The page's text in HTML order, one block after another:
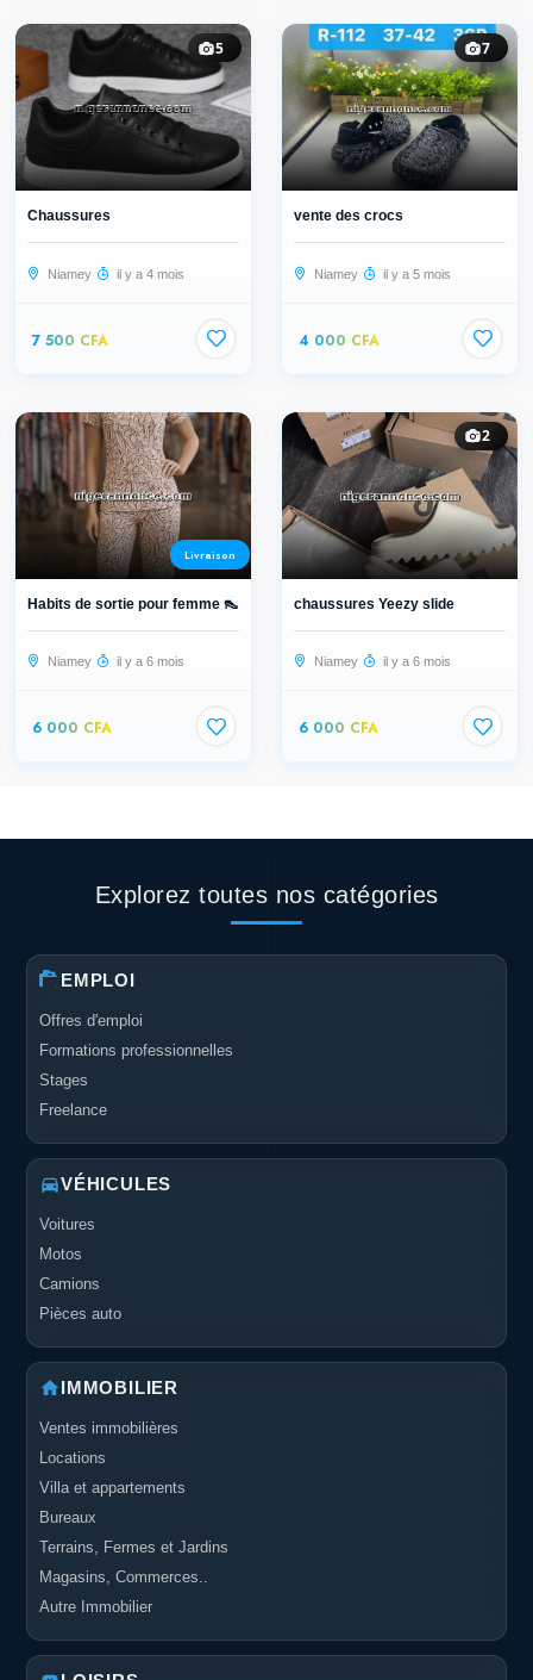
5
Chaussures
Niamey il y a 4 mois
7 500 CFA
7
vente des crocs
Niamey il y a 5 mois
4 000 CFA
Livraison
Habits de sortie pour femme 👠
Niamey il y a 6 mois
6 000 CFA
2
chaussures Yeezy slide
Niamey il y a 6 mois
6 000 CFA
Explorez toutes nos catégories
EMPLOI
Offres d'emploi
Formations professionnelles
Stages
Freelance
VÉHICULES
Voitures
Motos
Camions
Pièces auto
IMMOBILIER
Ventes immobilières
Locations
Villa et appartements
Bureaux
Terrains, Fermes et Jardins
Magasins, Commerces..
Autre Immobilier